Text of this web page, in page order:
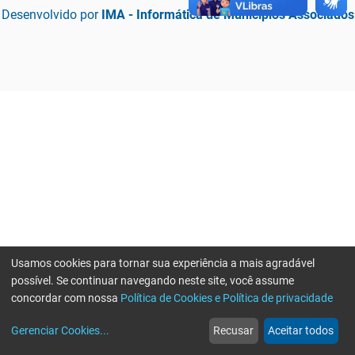
Desenvolvido por IMA - Informática de Municípios Associados
web
Notícias
more_horiz
Mais
Usamos cookies para tornar sua experiência a mais agradável
possível. Se continuar navegando neste site, você assume
concordar com nossa Política de Cookies e Política de privacidade
Gerenciar Cookies... Recusar Aceitar todos
Erro ao enviar informações, por favor tente novamente